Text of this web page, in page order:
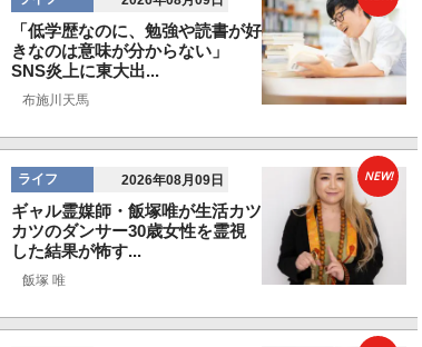
「低学歴なのに、勉強や読書が好
きなのは意味が分からない」
SNS炎上に東大出...
布施川天馬
ライフ 2026年08月09日
ギャル霊媒師・飯塚唯が生活カツ
カツのダンサー30歳女性を霊視
した結果が怖す...
飯塚 唯
NEW!